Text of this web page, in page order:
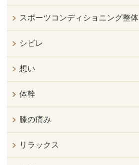
スポーツコンディショニング整体
シビレ
想い
体幹
膝の痛み
リラックス